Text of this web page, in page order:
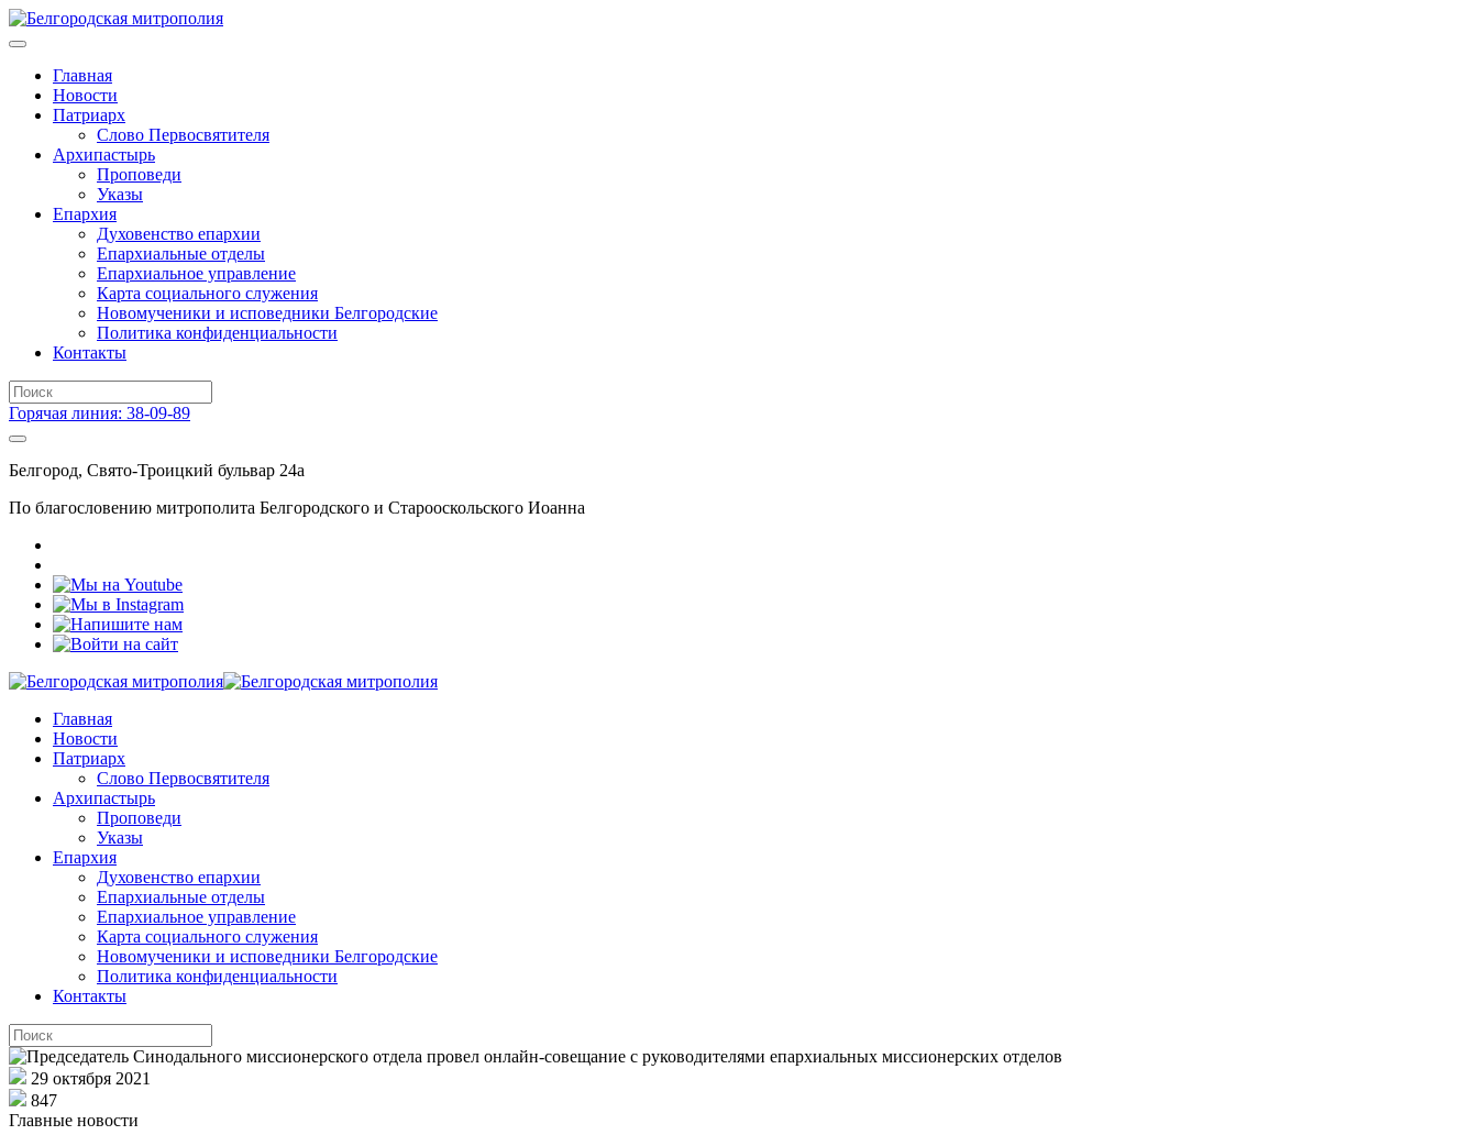
Главная
Новости
Патриарх
Слово Первосвятителя
Архипастырь
Проповеди
Указы
Епархия
Духовенство епархии
Епархиальные отделы
Епархиальное управление
Карта социального служения
Новомученики и исповедники Белгородские
Политика конфиденциальности
Контакты
Горячая линия: 38-09-89
Белгород, Свято-Троицкий бульвар 24а
По благословению митрополита Белгородского и Старооскольского Иоанна
Главная
Новости
Патриарх
Слово Первосвятителя
Архипастырь
Проповеди
Указы
Епархия
Духовенство епархии
Епархиальные отделы
Епархиальное управление
Карта социального служения
Новомученики и исповедники Белгородские
Политика конфиденциальности
Контакты
29 октября 2021
847
Главные новости